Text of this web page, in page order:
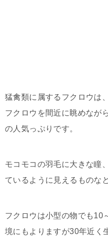
猛禽類に属するフクロウは
フクロウを間近に眺めなが
の人気っぷりです。
モコモコの羽毛に大きな瞳
ているように見えるものな
フクロウは小型の物でも10
境にもよりますが30年近く